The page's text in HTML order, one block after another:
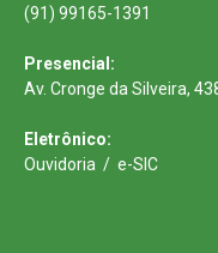
(91) 99165-1391
Presencial:
Av. Cronge da Silveira,
Eletrônico:
Ouvidoria / e-SIC